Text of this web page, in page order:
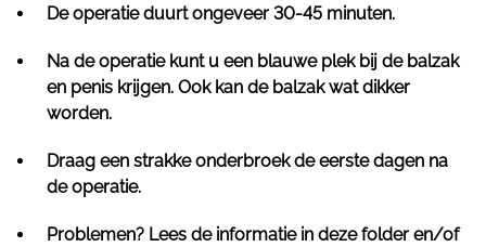
De operatie duurt ongeveer 30-45 minuten.
Na de operatie kunt u een blauwe plek bij de balzak
en penis krijgen. Ook kan de balzak wat dikker
worden.
Draag een strakke onderbroek de eerste dagen na
de operatie.
Problemen? Lees de informatie in deze folder en/of